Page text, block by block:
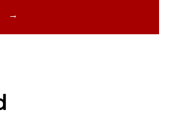
→